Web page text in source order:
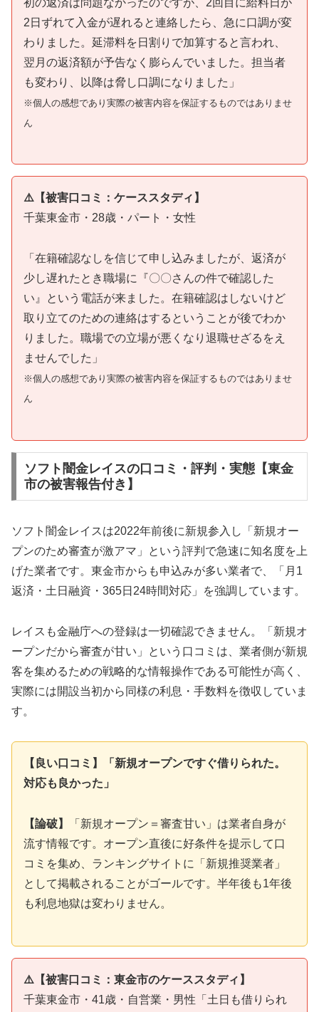
2日ずれて入金が遅れると連絡したら、急に口調が変
わりました。延滞料を日割りで加算すると言われ、
翌月の返済額が予告なく膨らんでいました。担当者
も変わり、以降は脅し口調になりました」
※個人の感想であり実際の被害内容を保証するものではありませ
ん
⚠️【被害口コミ：ケーススタディ】
千葉東金市・28歳・パート・女性
「在籍確認なしを信じて申し込みましたが、返済が
少し遅れたとき職場に『〇〇さんの件で確認した
い』という電話が来ました。在籍確認はしないけど
取り立てのための連絡はするということが後でわか
りました。職場での立場が悪くなり退職せざるをえ
ませんでした」
※個人の感想であり実際の被害内容を保証するものではありませ
ん
ソフト闇金レイスの口コミ・評判・実態【東金
市の被害報告付き】
ソフト闇金レイスは2022年前後に新規参入し「新規オー
プンのため審査が激アマ」という評判で急速に知名度を上
げた業者です。東金市からも申込みが多い業者で、「月1
返済・土日融資・365日24時間対応」を強調しています。
レイスも金融庁への登録は一切確認できません。「新規オ
ープンだから審査が甘い」という口コミは、業者側が新規
客を集めるための戦略的な情報操作である可能性が高く、
実際には開設当初から同様の利息・手数料を徴収していま
す。
【良い口コミ】「新規オープンですぐ借りられた。
対応も良かった」
【論破】
「新規オープン＝審査甘い」は業者自身が
流す情報です。オープン直後に好条件を提示して口
コミを集め、ランキングサイトに「新規推奨業者」
として掲載されることがゴールです。半年後も1年後
も利息地獄は変わりません。
⚠️【被害口コミ：東金市のケーススタディ】
千葉東金市・41歳・自営業・男性「土日も借りられ